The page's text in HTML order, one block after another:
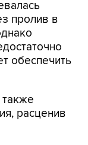
пролив в
обеспечить
расценив